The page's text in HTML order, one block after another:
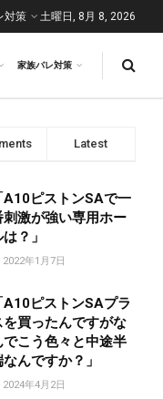
対策 土曜日, 8月 8, 2026
家族バレ対策
Latest
A10ピストンSAで一
刺激が強い専用ホー
？」
2022年1月7日
A10ピストンSAプラ
を買ったんですがな
でこう色々と中途半
なんですか？」
2024年4月2日